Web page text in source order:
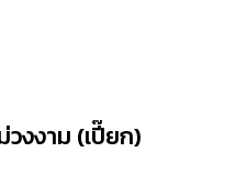
งงาม (เปี๊ยก)